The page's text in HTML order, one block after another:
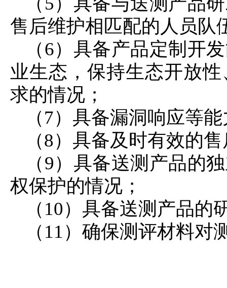
售后维护相匹配的人员队
（6）具备产品定制开
业生态，保持生态开放
求的情况；
（7）具备漏洞响应等
（8）具备及时有效的
（9）具备送测产品的
权保护的情况；
（10）具备送测产品
（11）确保测评材料